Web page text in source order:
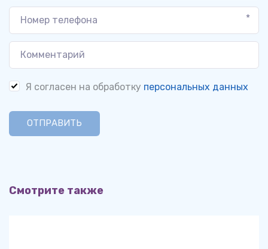
*
Я согласен на обработку персональных данных
ОТПРАВИТЬ
Смотрите также